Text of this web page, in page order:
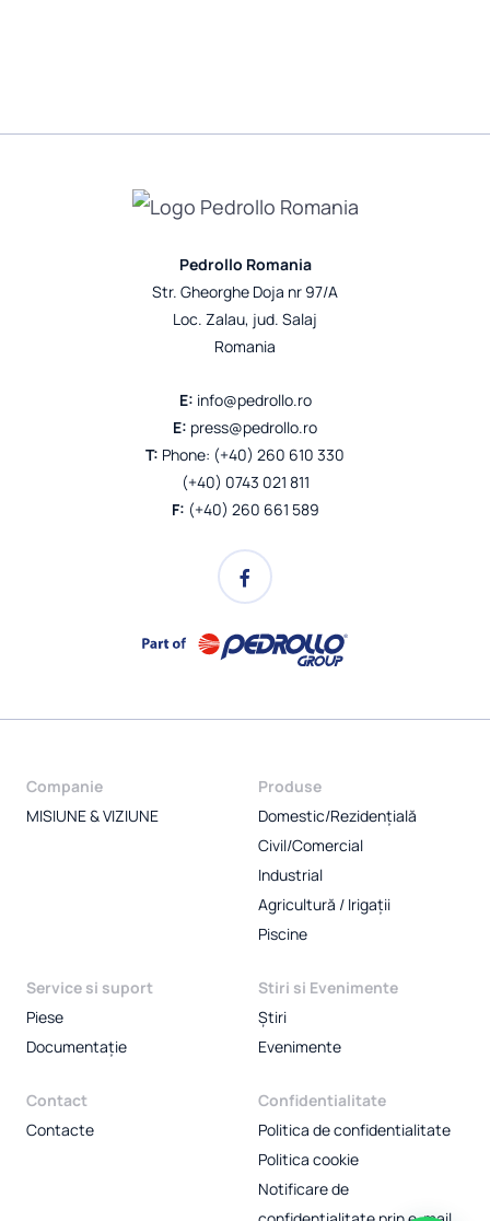
Pedrollo Romania
Str. Gheorghe Doja nr 97/A
Loc. Zalau, jud. Salaj
Romania
E: info@pedrollo.ro
E: press@pedrollo.ro
T: Phone: (+40) 260 610 330
(+40) 0743 021 811
F: (+40) 260 661 589
Companie
MISIUNE & VIZIUNE
Produse
Domestic/Rezidențială
Civil/Comercial
Industrial
Agricultură / Irigații
Piscine
Service si suport
Piese
Documentație
Stiri si Evenimente
Știri
Evenimente
Contact
Contacte
Confidentialitate
Politica de confidentialitate
Politica cookie
Notificare de